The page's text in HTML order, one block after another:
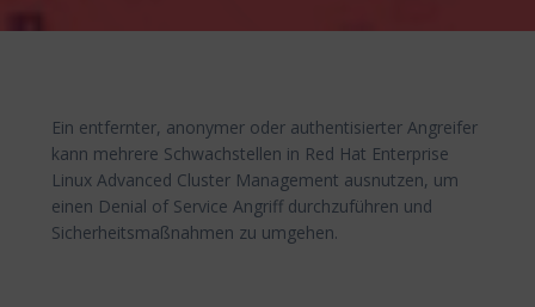
Ein entfernter, anonymer oder authentisierter Angreifer
kann mehrere Schwachstellen in Red Hat Enterprise
Linux Advanced Cluster Management ausnutzen, um
einen Denial of Service Angriff durchzuführen und
Sicherheitsmaßnahmen zu umgehen.